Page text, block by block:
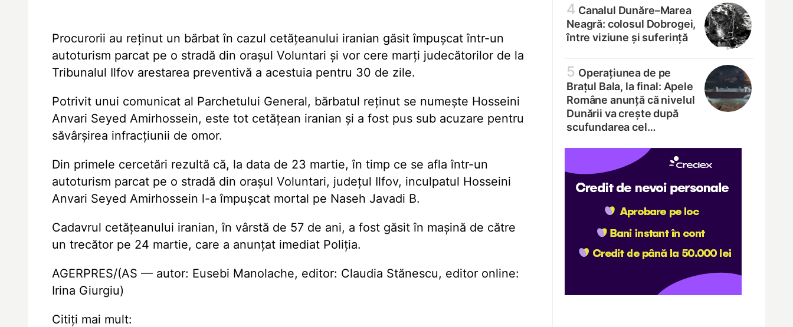
4 Canalul Dunăre–Marea
Neagră: colosul Dobrogei,
între viziune și suferință
5 Operațiunea de pe
Brațul Bala, la final: Apele
Române anunță că nivelul
Dunării va crește după
scufundarea cel…
Procurorii au reținut un bărbat în cazul cetățeanului iranian găsit împușcat într-un
autoturism parcat pe o stradă din orașul Voluntari și vor cere marți judecătorilor de la
Tribunalul Ilfov arestarea preventivă a acestuia pentru 30 de zile.
Potrivit unui comunicat al Parchetului General, bărbatul reținut se numește Hosseini
Anvari Seyed Amirhossein, este tot cetățean iranian și a fost pus sub acuzare pentru
săvârșirea infracțiunii de omor.
Din primele cercetări rezultă că, la data de 23 martie, în timp ce se afla într-un
autoturism parcat pe o stradă din orașul Voluntari, județul Ilfov, inculpatul Hosseini
Anvari Seyed Amirhossein l-a împușcat mortal pe Naseh Javadi B.
Cadavrul cetățeanului iranian, în vârstă de 57 de ani, a fost găsit în mașină de către
un trecător pe 24 martie, care a anunțat imediat Poliția.
AGERPRES/(AS — autor: Eusebi Manolache, editor: Claudia Stănescu, editor online:
Irina Giurgiu)
Citiți mai mult: